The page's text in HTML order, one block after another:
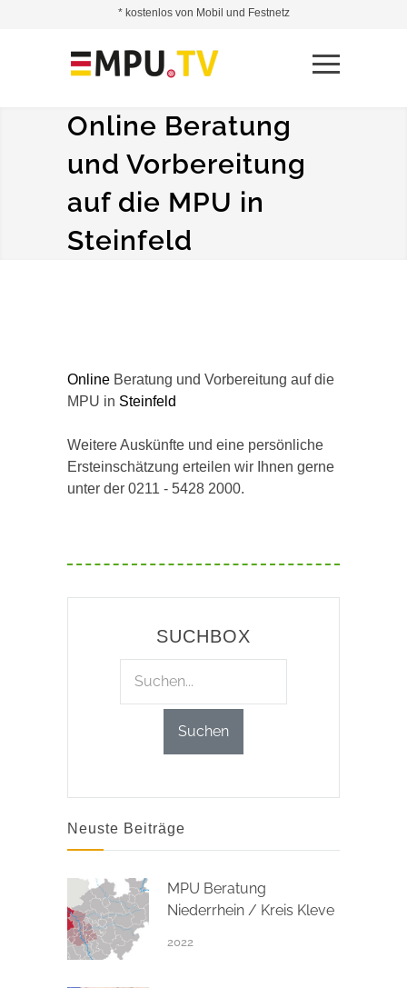
Online Beratung
und Vorbereitung
auf die MPU in
Steinfeld
Online Beratung und Vorbereitung auf die
MPU in Steinfeld
Weitere Auskünfte und eine persönliche
Ersteinschätzung erteilen wir Ihnen gerne
unter der 0211 - 5428 2000.
SUCHBOX
Neuste Beiträge
MPU Beratung
Niederrhein / Kreis Kleve
2022
* kostenlos von Mobil und Festnetz